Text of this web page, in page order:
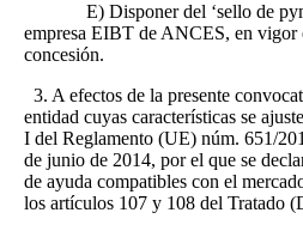
E) Disponer del ‘sello de
empresa EIBT de ANCES, en vigor
concesión.
3. A efectos de la presente
entidad cuyas características se
I del Reglamento (UE) núm. 651/
de junio de 2014, por el que se
de ayuda compatibles con el
los artículos 107 y 108 del Tratado